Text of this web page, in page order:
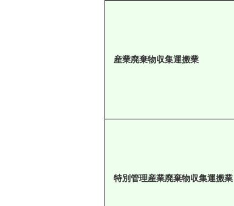
産業廃棄物収集運搬業
特別管理産業廃棄物収集運搬業